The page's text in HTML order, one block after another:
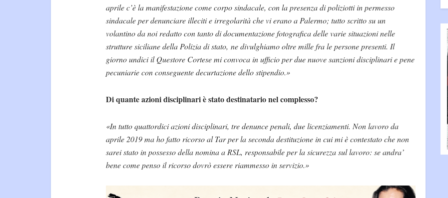
aprile c’è la manifestazione come corpo sindacale, con la presenza di poliziotti in permesso
sindacale per denunciare illeciti e irregolarità che vi erano a Palermo; tutto scritto su un
volantino da noi redatto con tanto di documentazione fotografica delle varie situazioni nelle
strutture siciliane della Polizia di stato, ne divulghiamo oltre mille fra le persone presenti. Il
giorno undici il Questore Cortese mi convoca in ufficio per due nuove sanzioni disciplinari e pene
pecuniarie con conseguente decurtazione dello stipendio.»
Di quante azioni disciplinari è stato destinatario nel complesso?
«In tutto quattordici azioni disciplinari, tre denunce penali, due licenziamenti. Non lavoro da
aprile 2019 ma ho fatto ricorso al Tar per la seconda destituzione in cui mi è contestato che non
sarei stato in possesso della nomina a RSL, responsabile per la sicurezza sul lavoro: se andra’
bene come penso il ricorso dovrò essere riammesso in servizio.»